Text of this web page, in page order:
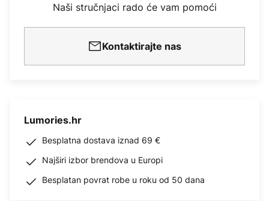
Naši stručnjaci rado će vam pomoći
Kontaktirajte nas
Lumories.hr
Besplatna dostava iznad 69 €
Najširi izbor brendova u Europi
Besplatan povrat robe u roku od 50 dana